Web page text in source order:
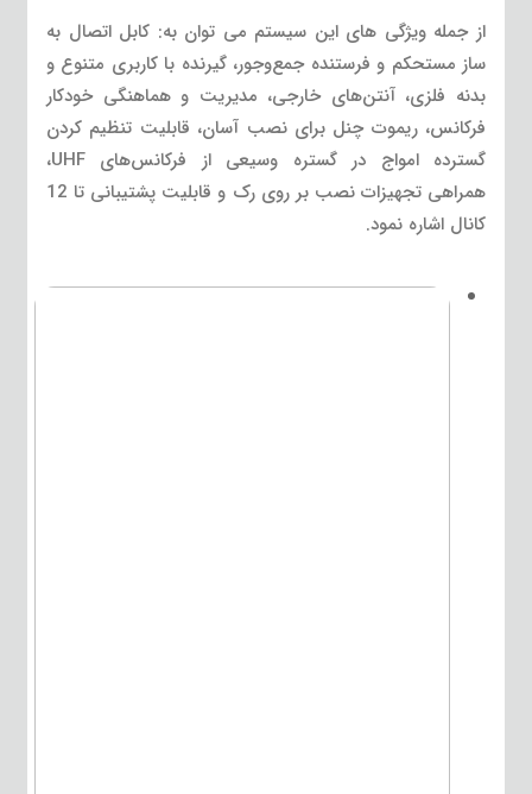
از جمله ویژگی های این سیستم می توان به: کابل اتصال به
ساز مستحکم و فرستنده جمع‌وجور، گیرنده با کاربری متنوع و
بدنه فلزی، آنتن‌های خارجی، مدیریت و هماهنگی خودکار
فرکانس، ریموت چنل برای نصب آسان، قابلیت تنظیم کردن
گسترده امواج در گستره وسیعی از فرکانس‌های UHF،
همراهی تجهیزات نصب بر روی رک و قابلیت پشتیبانی تا 12
کانال اشاره نمود.